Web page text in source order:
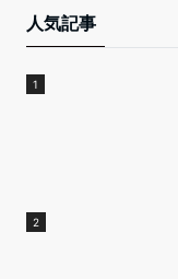
人気記事